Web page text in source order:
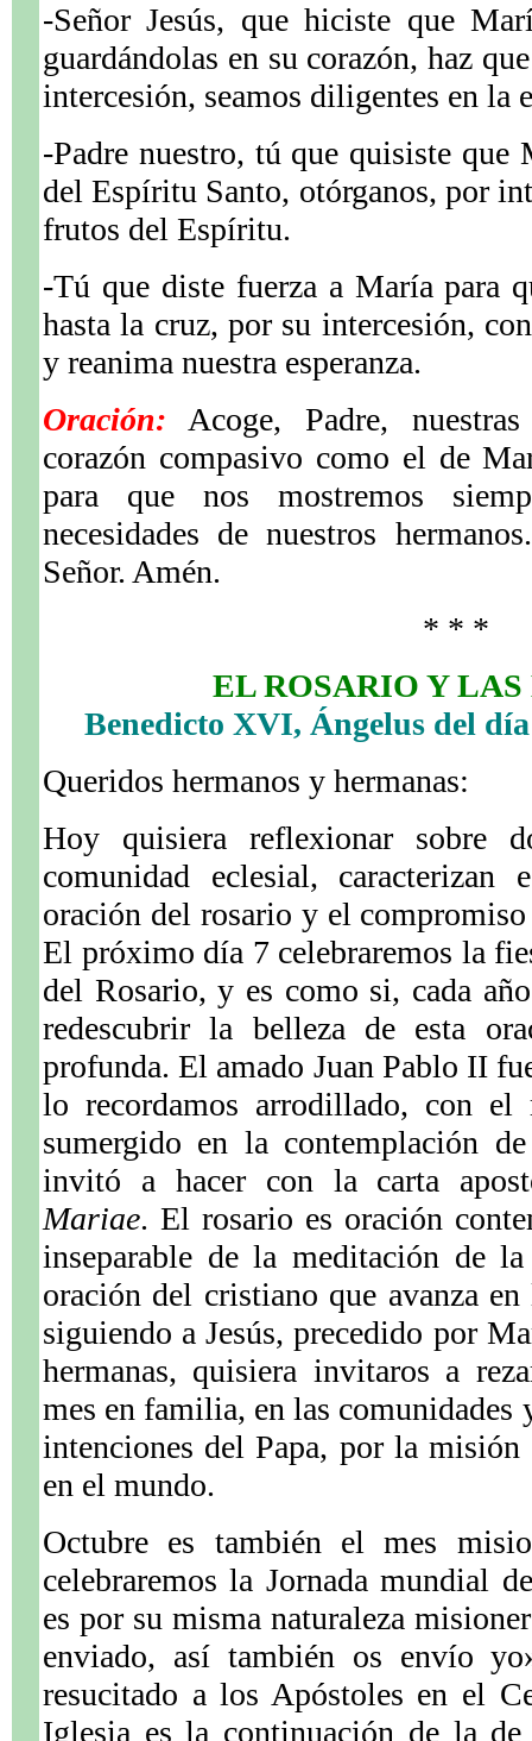
-Señor Jesús, que hiciste que
guardándolas en su corazón, haz
intercesión, seamos diligentes en la
-Padre nuestro, tú que quisiste que
del Espíritu Santo, otórganos, por
frutos del Espíritu.
-Tú que diste fuerza a María para
hasta la cruz, por su intercesión,
y reanima nuestra esperanza.
Oración: Acoge, Padre,
corazón compasivo como el de
para que nos mostremos
necesidades de nuestros
Señor. Amén.
* * *
EL ROSARIO Y
Benedicto XVI, Ángelus del
Queridos hermanos y hermanas:
Hoy quisiera reflexionar sobre
comunidad eclesial,
oración del rosario y el
El próximo día 7 celebraremos la
del Rosario, y es como si, cada
redescubrir la belleza de esta
profunda. El amado Juan Pablo II
lo recordamos arrodillado, con el
sumergido en la contemplación
invitó a hacer con la carta
Mariae. El rosario es oración
inseparable de la meditación de
oración del cristiano que avanza
siguiendo a Jesús, precedido por
hermanas, quisiera invitaros a
mes en familia, en las comunidades
intenciones del Papa, por la
en el mundo.
Octubre es también el mes
celebraremos la Jornada mundial
es por su misma naturaleza
enviado, así también os envío
resucitado a los Apóstoles en el
Iglesia es la continuación de la